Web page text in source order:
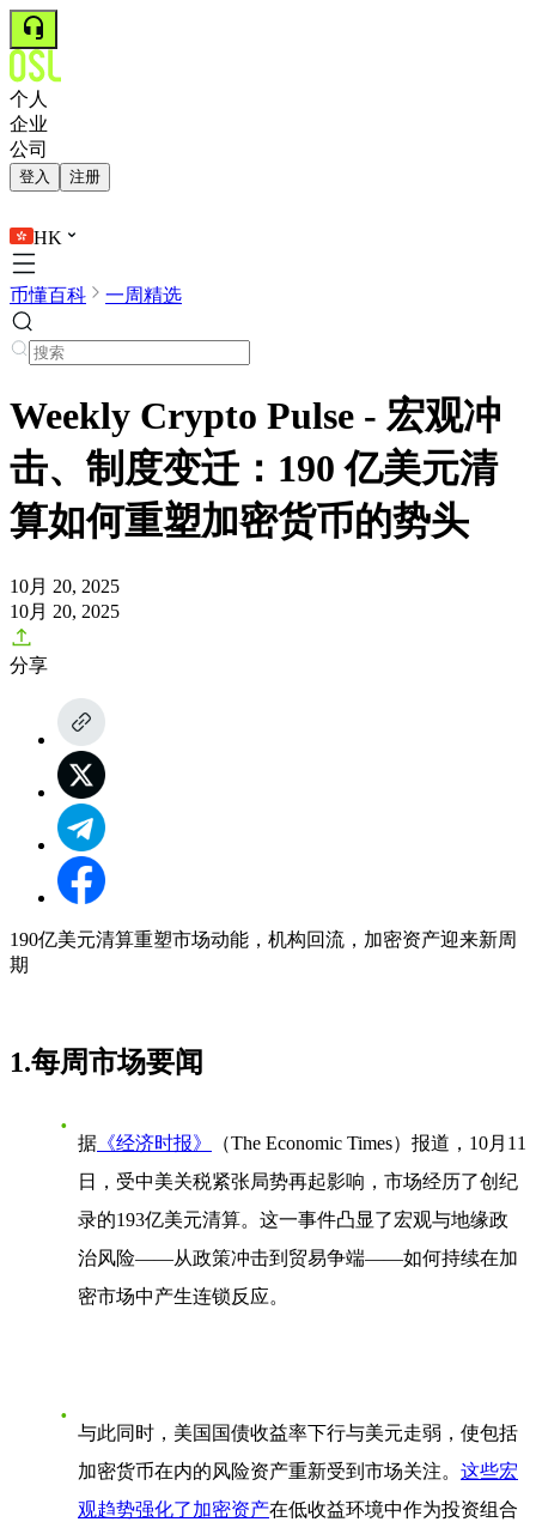
个人
企业
公司
登入 注册
HK
币懂百科 一周精选
Weekly Crypto Pulse - 宏观冲
击、制度变迁：190 亿美元清
算如何重塑加密货币的势头
10月 20, 2025
10月 20, 2025
分享
190亿美元清算重塑市场动能，机构回流，加密资产迎来新周
期
1.每周市场要闻
据 《经济时报》
（The Economic Times）报道，10月11
日，受中美关税紧张局势再起影响，市场经历了创纪
录的193亿美元清算。这一事件凸显了宏观与地缘政
治风险——从政策冲击到贸易争端——如何持续在加
密市场中产生连锁反应。
与此同时，美国国债收益率下行与美元走弱，使包括
加密货币在内的风险资产重新受到市场关注。 这些宏
观趋势强化了加密资产在低收益环境中作为投资组合